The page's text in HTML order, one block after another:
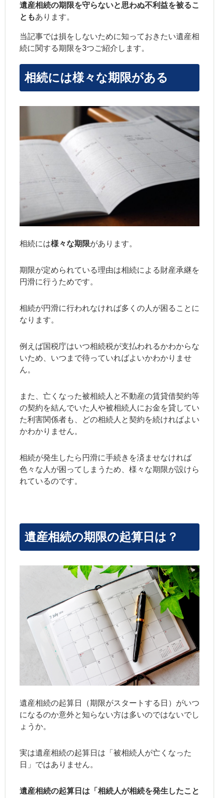
遺産相続の期限を守らないと思わぬ不利益を被るこ
ともあります。
当記事では損をしないために知っておきたい遺産相
続に関する期限を3つご紹介します。
相続には様々な期限がある
相続には様々な期限があります。
期限が定められている理由は相続による財産承継を
円滑に行うためです。
相続が円滑に行われなければ多くの人が困ることに
なります。
例えば国税庁はいつ相続税が支払われるかわからな
いため、いつまで待っていればよいかわかりませ
ん。
また、亡くなった被相続人と不動産の賃貸借契約等
の契約を結んでいた人や被相続人にお金を貸してい
た利害関係者も、どの相続人と契約を続ければよい
かわかりません。
相続が発生したら円滑に手続きを済ませなければ
色々な人が困ってしまうため、様々な期限が設けら
れているのです。
遺産相続の期限の起算日は？
遺産相続の起算日（期限がスタートする日）がいつ
になるのか意外と知らない方は多いのではないでし
ょうか。
実は遺産相続の起算日は「被相続人が亡くなった
日」ではありません。
遺産相続の起算日は「相続人が相続を発生したこと